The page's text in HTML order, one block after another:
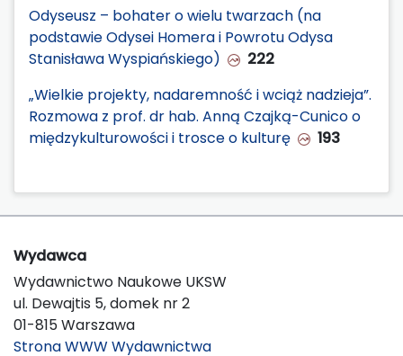
Odyseusz – bohater o wielu twarzach (na
podstawie Odysei Homera i Powrotu Odysa
Stanisława Wyspiańskiego)
222
„Wielkie projekty, nadaremność i wciąż nadzieja”.
Rozmowa z prof. dr hab. Anną Czajką-Cunico o
międzykulturowości i trosce o kulturę
193
Wydawca
Wydawnictwo Naukowe UKSW
ul. Dewajtis 5, domek nr 2
01-815 Warszawa
Strona WWW Wydawnictwa